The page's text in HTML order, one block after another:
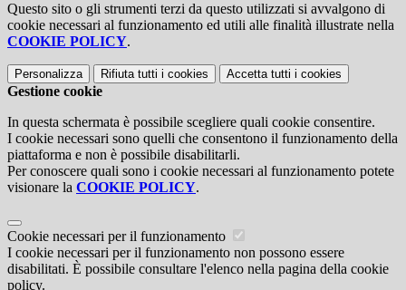
Questo sito o gli strumenti terzi da questo utilizzati si avvalgono di
cookie necessari al funzionamento ed utili alle finalità illustrate nella
COOKIE POLICY.
Personalizza Rifiuta tutti i cookies Accetta tutti i cookies
Gestione cookie
In questa schermata è possibile scegliere quali cookie consentire.
I cookie necessari sono quelli che consentono il funzionamento della
piattaforma e non è possibile disabilitarli.
Per conoscere quali sono i cookie necessari al funzionamento potete
visionare la COOKIE POLICY.
Cookie necessari per il funzionamento
I cookie necessari per il funzionamento non possono essere
disabilitati. È possibile consultare l'elenco nella pagina della cookie
policy.